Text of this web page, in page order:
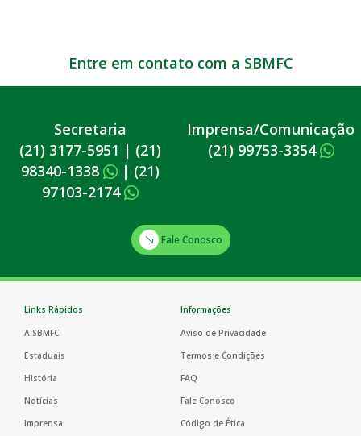
Entre em contato com a SBMFC
Secretaria
(21) 3177-5951 | (21)
98340-1338
| (21)
97103-2174
Imprensa/Comunicação
(21) 99753-3354
Fale Conosco
Links Rápidos
A SBMFC
Estaduais
História
Notícias
Imprensa
Informações
Aviso de Privacidade
Termos e Condições
FAQ
Fale Conosco
Código de Ética